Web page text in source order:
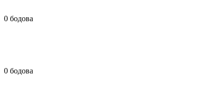
0 бодова
0 бодова